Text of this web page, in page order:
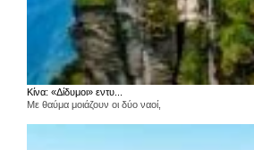
Κίνα: «Δίδυμοι» εντυ...
Με θαύμα μοιάζουν οι δύο ναοί,